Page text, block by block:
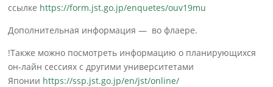
ссылке https://form.jst.go.jp/enquetes/ouv19mu
Дополнительная информация — во флаере.
!Также можно посмотреть информацию о планирующихся
он-лайн сессиях с другими университетами
Японии https://ssp.jst.go.jp/en/jst/online/